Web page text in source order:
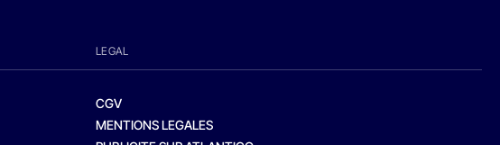
LEGAL
CGV
MENTIONS LEGALES